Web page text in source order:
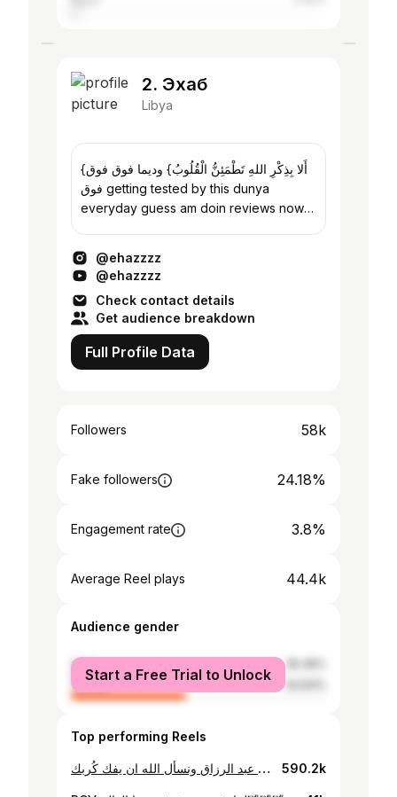
2. Эхаб
Libya
{أَلا بِذِكْرِ اللهِ تَطْمَئِنُّ الْقُلُوبُ} وديما فوق فوق
فوق getting tested by this dunya
everyday guess am doin reviews now
@ehazzzz
@ehazzzz
Check contact details
Get audience breakdown
Full Profile Data
Followers 58k
Fake followers 24.18%
Engagement rate 3.8%
Average Reel plays 44.4k
Audience gender
male
female
Start a Free Trial to Unlock
Top performing Reels
حفظك الله اخي عبد الرزاق ونسأل الله ان يفك كُربك❤️ 590.2k